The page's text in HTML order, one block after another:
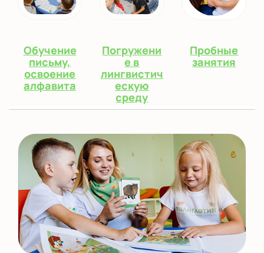
Обучение
письму,
освоение
алфавита
Погружени
е в
лингвистич
ескую
среду
Пробные
занятия